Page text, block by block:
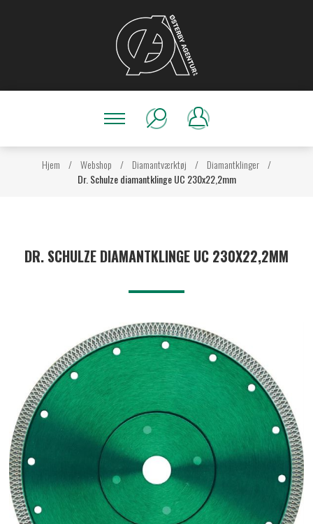
Hjem / Webshop / Diamantværktøj / Diamantklinger /
Dr. Schulze diamantklinge UC 230x22,2mm
DR. SCHULZE DIAMANTKLINGE UC 230X22,2MM